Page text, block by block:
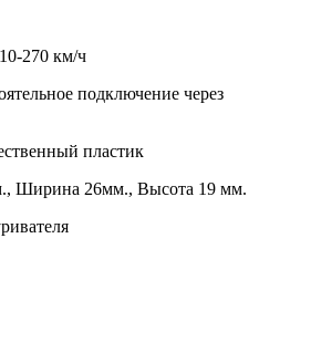
270 км/ч
подключение через
пластик
Ширина 26мм., Высота 19 мм.